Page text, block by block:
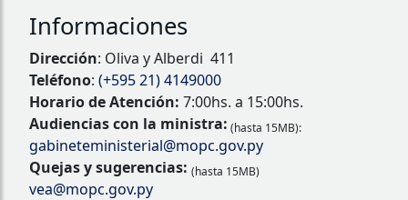
Informaciones
Dirección: Oliva y Alberdi 411
Teléfono: (+595 21) 4149000
Horario de Atención: 7:00hs. a 15:00hs.
Audiencias con la ministra: (hasta 15MB):
gabineteministerial@mopc.gov.py
Quejas y sugerencias: (hasta 15MB)
vea@mopc.gov.py